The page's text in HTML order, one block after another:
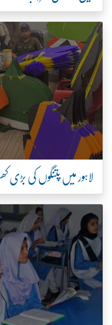
لاہور میں پتنگوں کی بڑی